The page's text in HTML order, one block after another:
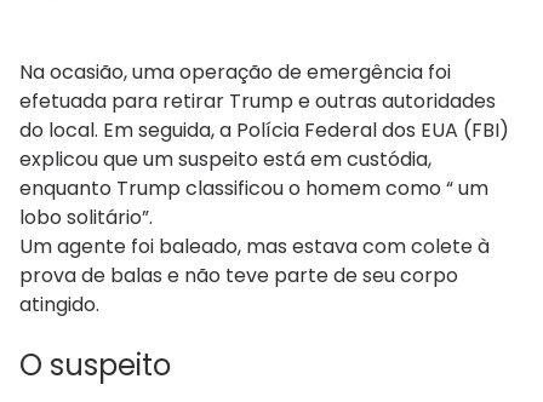
Na ocasião, uma operação de emergência foi
efetuada para retirar Trump e outras autoridades
do local. Em seguida, a Polícia Federal dos EUA (FBI)
explicou que um suspeito está em custódia,
enquanto Trump classificou o homem como “ um
lobo solitário”.
Um agente foi baleado, mas estava com colete à
prova de balas e não teve parte de seu corpo
atingido.
O suspeito